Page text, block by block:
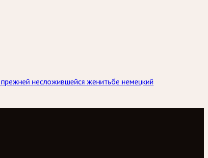
несложившейся женитьбе немецкий